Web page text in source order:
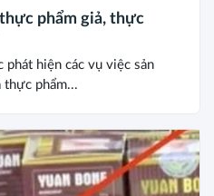
phẩm giả, thực
phát hiện các vụ việc sản
thực phẩm...